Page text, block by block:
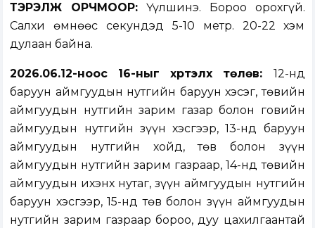
ТЭРЭЛЖ ОРЧМООР: Үүлшинэ. Бороо орохгүй.
Салхи өмнөөс секундэд 5-10 метр. 20-22 хэм
дулаан байна.
2026.06.12-ноос 16-ныг хүртэлх төлөв: 12-нд
баруун аймгуудын нутгийн баруун хэсэг, төвийн
аймгуудын нутгийн зарим газар болон говийн
аймгуудын нутгийн зүүн хэсгээр, 13-нд баруун
аймгуудын нутгийн хойд, төв болон зүүн
аймгуудын нутгийн зарим газраар, 14-нд төвийн
аймгуудын ихэнх нутаг, зүүн аймгуудын нутгийн
баруун хэсгээр, 15-нд төв болон зүүн аймгуудын
нутгийн зарим газраар бороо, дуу цахилгаантай